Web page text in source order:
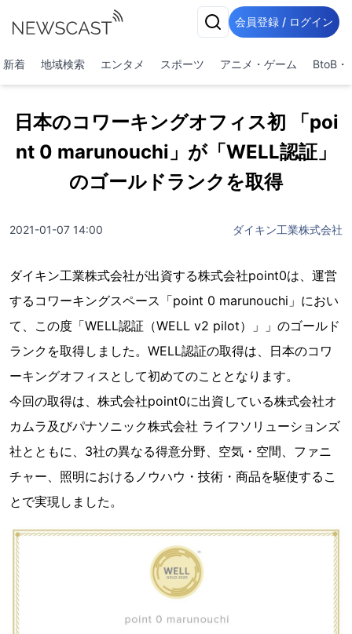
会員登録 / ログイン
新着 地域検索 エンタメ スポーツ アニメ・ゲーム BtoB・
日本のコワーキングオフィス初 「poi
nt 0 marunouchi」が「WELL認証」
のゴールドランクを取得
2021-01-07 14:00 ダイキン工業株式会社
ダイキン工業株式会社が出資する株式会社point0は、運営
するコワーキングスペース「point 0 marunouchi」におい
て、この度「WELL認証（WELL v2 pilot）」」のゴールド
ランクを取得しました。WELL認証の取得は、日本のコワ
ーキングオフィスとして初めてのこととなります。
今回の取得は、株式会社point0に出資している株式会社オ
カムラ及びパナソニック株式会社 ライフソリューションズ
社とともに、3社の異なる得意分野、空気・空間、ファニ
チャー、照明におけるノウハウ・技術・商品を駆使するこ
とで実現しました。